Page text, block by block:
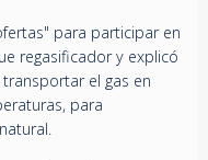
para participar en
regasificador y explicó
el gas en
para